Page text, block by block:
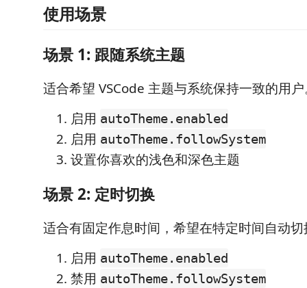
使用场景
场景 1: 跟随系统主题
适合希望 VSCode 主题与系统保持一致的用
启用 autoTheme.enabled
启用 autoTheme.followSystem
设置你喜欢的浅色和深色主题
场景 2: 定时切换
适合有固定作息时间，希望在特定时间自动
启用 autoTheme.enabled
禁用 autoTheme.followSystem